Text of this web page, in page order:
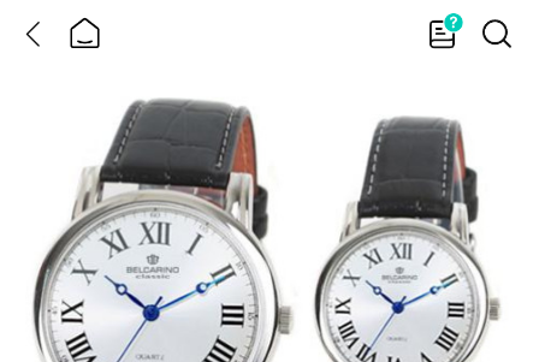
홈
가
이
검
색